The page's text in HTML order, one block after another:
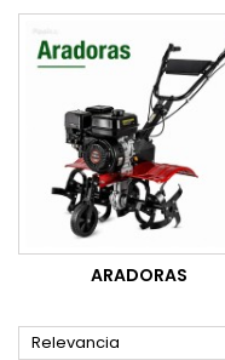
ARADORAS
Relevancia